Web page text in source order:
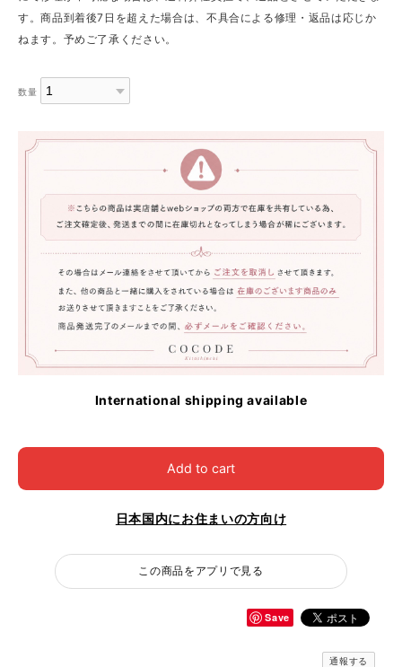
す。商品到着後7日を超えた場合は、不具合による修理・返品は応じか
ねます。予めご了承ください。
数量
International shipping available
Add to cart
日本国内にお住まいの方向け
この商品をアプリで見る
Save
通報する